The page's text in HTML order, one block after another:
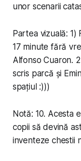
unor scenarii
Partea vizuală:
17 minute fără
Alfonso Cuaron.
scris parcă și
spațiul :)))
Notă: 10. Acesta
copii să devină
inventeze chestii